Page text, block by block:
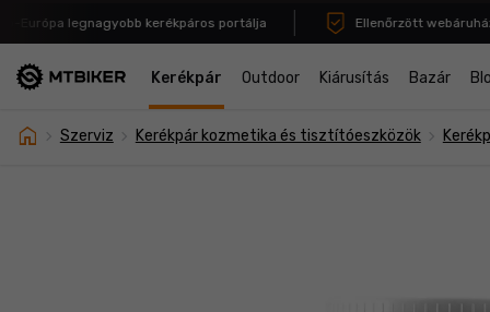
legnagyobb kerékpáros portálja Ellenőrzött webáruház
Kerékpár Outdoor Kiárusítás Bazár
home Szerviz Kerékpár kozmetika és tisztítóeszközök